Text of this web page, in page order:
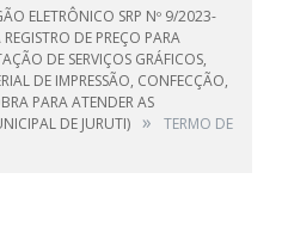
ELETRÔNICO SRP Nº 9/2023-
DE PREÇO PARA
DE SERVIÇOS GRÁFICOS,
DE IMPRESSÃO, CONFECÇÃO,
PARA ATENDER AS
DE JURUTI) »
TERMO DE